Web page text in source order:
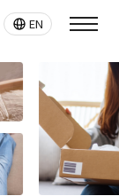
EN